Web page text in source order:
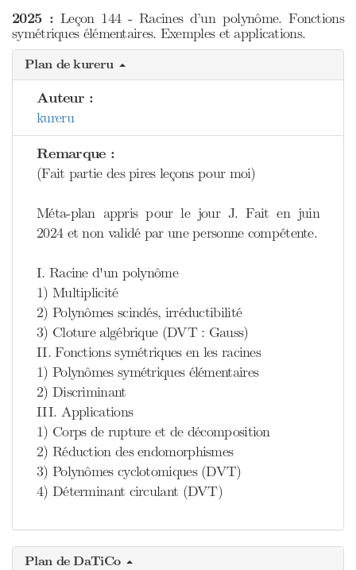
2025 : Leçon 144 - Racines d’un polynôme. Fonctions
symétriques élémentaires. Exemples et applications.
Plan de kureru
Auteur :
kureru
Remarque :
(Fait partie des pires leçons pour moi)
Méta-plan appris pour le jour J. Fait en juin
2024 et non validé par une personne compétente.
I. Racine d'un polynôme
1) Multiplicité
2) Polynômes scindés, irréductibilité
3) Cloture algébrique (DVT : Gauss)
II. Fonctions symétriques en les racines
1) Polynômes symétriques élémentaires
2) Discriminant
III. Applications
1) Corps de rupture et de décomposition
2) Réduction des endomorphismes
3) Polynômes cyclotomiques (DVT)
4) Déterminant circulant (DVT)
Plan de DaTiCo